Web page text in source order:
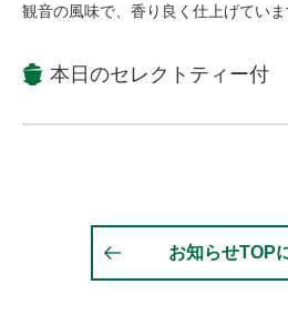
観音の風味で、香り良く仕上げていま
本日のセレクトティー付
お知らせTOP